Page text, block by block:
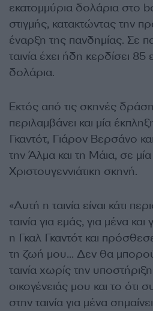
εκατομμύρια δολάρια στο
στιγμής, κατακτώντας την
έναρξη της πανδημίας. Σε
ταινία έχει ήδη κερδίσει 85
δολάρια.
Εκτός από τις σκηνές
περιλαμβάνει και μία
Γκαντότ, Γιάρον Βερσάνο
την Άλμα και τη Μάια, σε μία
Χριστουγεννιάτικη σκηνή.
«Αυτή η ταινία είναι κάτι
ταινία για εμάς, για μένα
η Γκαλ Γκαντότ και
τη ζωή μου… Δεν θα
ταινία χωρίς την
οικογένειάς μου και το ότι
στην ταινία για μένα